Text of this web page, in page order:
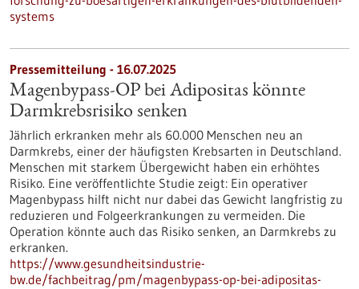
systems
Pressemitteilung - 16.07.2025
Magenbypass-OP bei Adipositas könnte
Darmkrebsrisiko senken
Jährlich erkranken mehr als 60.000 Menschen neu an
Darmkrebs, einer der häufigsten Krebsarten in Deutschland.
Menschen mit starkem Übergewicht haben ein erhöhtes
Risiko. Eine veröffentlichte Studie zeigt: Ein operativer
Magenbypass hilft nicht nur dabei das Gewicht langfristig zu
reduzieren und Folgeerkrankungen zu vermeiden. Die
Operation könnte auch das Risiko senken, an Darmkrebs zu
erkranken.
https://www.gesundheitsindustrie-
bw.de/fachbeitrag/pm/magenbypass-op-bei-adipositas-